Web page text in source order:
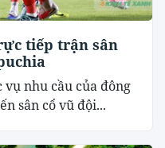
tiếp trận sân
vụ nhu cầu của đông
sân cổ vũ đội...